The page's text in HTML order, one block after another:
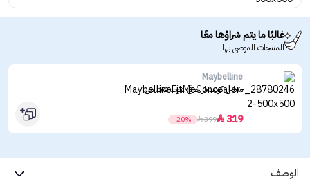
غالبًا ما يتم شراؤها معًا
المنتجات الموصى بها
Maybelline
ميبلين كونسيلر خافي عيوب فيت مي
319

399

-20%
الوصف